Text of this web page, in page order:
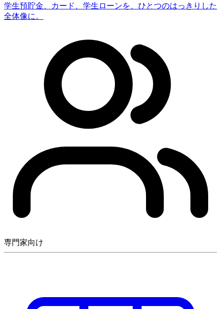
学生預貯金、カード、学生ローンを、ひとつのはっきりした
全体像に。
専門家向け